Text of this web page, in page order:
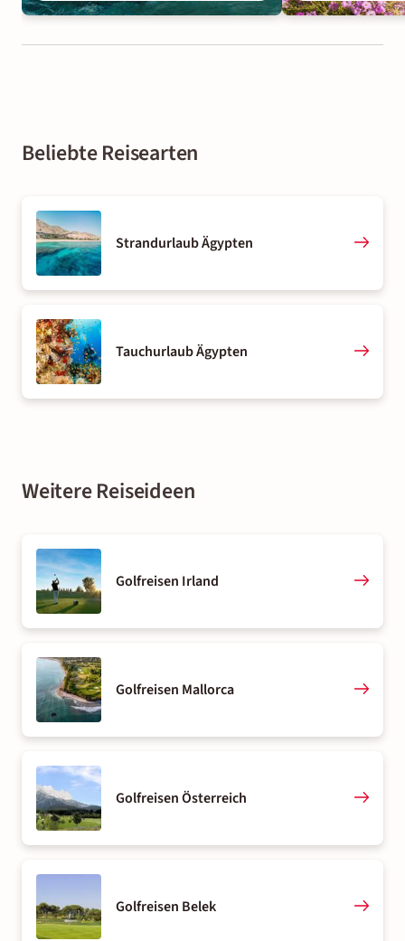
Beliebte Reisearten
Strandurlaub Ägypten
Tauchurlaub Ägypten
Weitere Reiseideen
Golfreisen Irland
Golfreisen Mallorca
Golfreisen Österreich
Golfreisen Belek